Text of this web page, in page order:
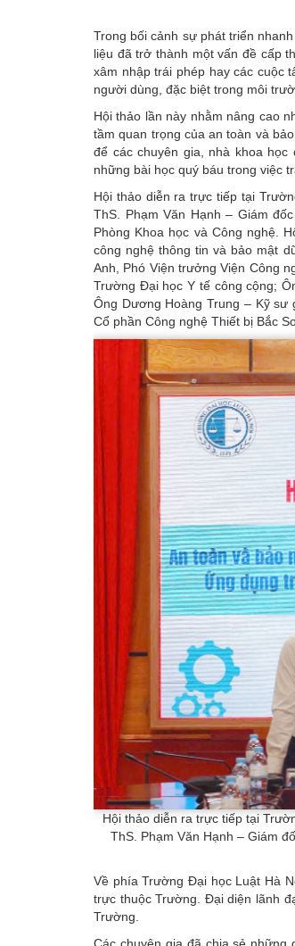
Trong bối cảnh sự phát triển
liệu đã trở thành một vấn đề cấp
xâm nhập trái phép hay các cuộc
người dùng, đặc biệt trong môi
Hội thảo lần này nhằm nâng cao
tầm quan trọng của an toàn và
để các chuyên gia, nhà khoa
những bài học quý báu trong việc
Hội thảo diễn ra trực tiếp tại
ThS. Phạm Văn Hạnh – Giám
Phòng Khoa học và Công nghệ.
công nghệ thông tin và bảo mật
Anh, Phó Viện trưởng Viện Công
Trường Đại học Y tế công cộng;
Ông Dương Hoàng Trung – Kỹ sư
Cổ phần Công nghệ Thiết bị Bắc
Hội thảo diễn ra trực tiếp tại
ThS. Phạm Văn Hạnh – Giám
Về phía Trường Đại học Luật Hà
trực thuộc Trường. Đại diện lãnh
Trường.